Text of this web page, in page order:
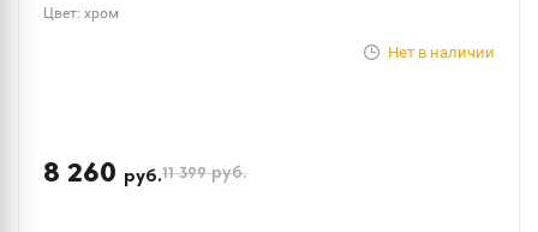
Цвет: хром
Нет в наличии
8 260 руб.11 399руб.